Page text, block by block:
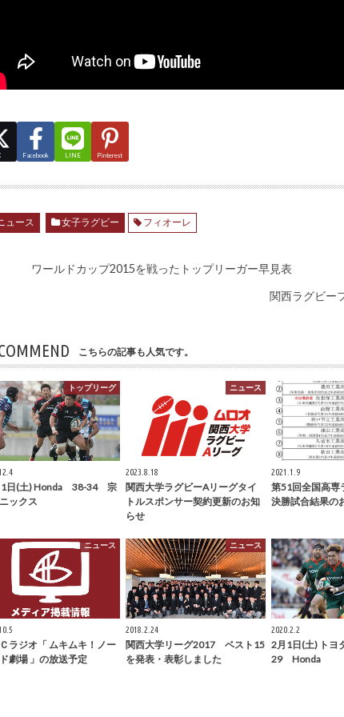
Facebook LINE Pinterest
ュース 女子ラグビー フィオーレ
ワールドカップ2015を戦ったトップリーガー早見表
関西ラグビー
こちらの記事も人気です。
トップリーグ
1日(土) Honda 38-34 宗
ックス
ニュース
2023.8.18
関西大学ラグビーAリーグタイ
トルスポンサー契約更新のお知
らせ
2021.1.9
第51回全国高専
決勝試合結果の
ニュース
ラジオ「 ムキムキ！ノー
劇場 」の放送予定
ニュース
2018.2.24
関西大学リーグ2017 ベスト15
を発表・表彰しました
2020.2.2
2月1日(土) ト
29 Honda